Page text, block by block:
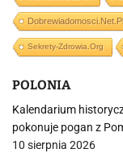
Dobrewiadomosci.net.pl
Sekrety-Zdrowia.org
POLONIA
Kalendarium
pokonuje pogan z
10 sierpnia 2026